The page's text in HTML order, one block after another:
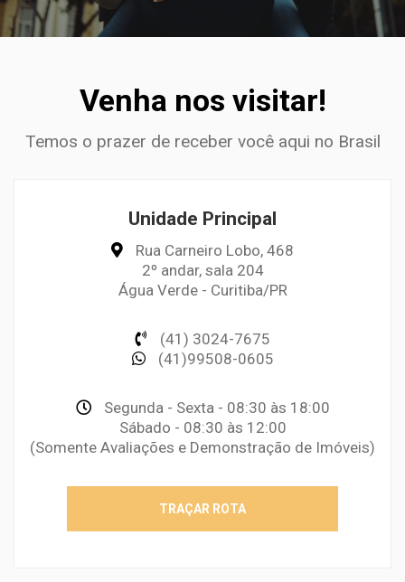
Venha nos visitar!
Temos o prazer de receber você aqui no Brasil
Unidade Principal
Rua Carneiro Lobo, 468
2º andar, sala 204
Água Verde - Curitiba/PR
(41) 3024-7675
(41)99508-0605
Segunda - Sexta - 08:30 às 18:00
Sábado - 08:30 às 12:00
(Somente Avaliações e Demonstração de Imóveis)
TRAÇAR ROTA